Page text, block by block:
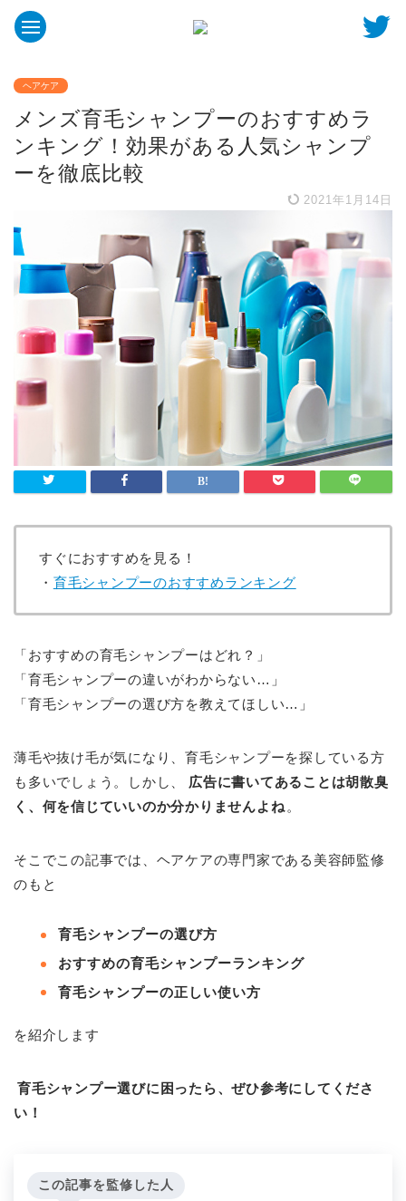
ヘアケア
メンズ育毛シャンプーのおすすめラ
ンキング！効果がある人気シャンプ
ーを徹底比較
2021年1月14日
すぐにおすすめを見る！
・ 育毛シャンプーのおすすめランキング
「おすすめの育毛シャンプーはどれ？」
「育毛シャンプーの違いがわからない…」
「育毛シャンプーの選び方を教えてほしい…」
薄毛や抜け毛が気になり、育毛シャンプーを探している方
も多いでしょう。しかし、
広告に書いてあることは胡散臭
く、何を信じていいのか分かりませんよね。
そこでこの記事では、ヘアケアの専門家である美容師監修
のもと
育毛シャンプーの選び方
おすすめの育毛シャンプーランキング
育毛シャンプーの正しい使い方
を紹介します
育毛シャンプー選びに困ったら、ぜひ参考にしてくださ
い！
この記事を監修した人